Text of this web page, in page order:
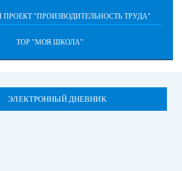
ПРОЕКТ "ПРОИЗВОДИТЕЛЬНОСТЬ ТРУДА"
ТОР "МОЯ ШКОЛА"
ЭЛЕКТРОННЫЙ ДНЕВНИК